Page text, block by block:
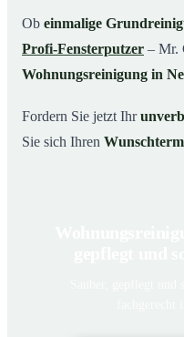
Ob einmalige
Profi-Fensterputzer – Mr.
Wohnungsreinigung in
Fordern Sie jetzt Ihr
Sie sich Ihren